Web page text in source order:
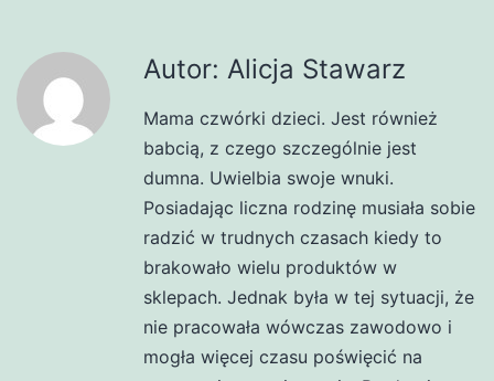
Autor: Alicja Stawarz
Mama czwórki dzieci. Jest również
babcią, z czego szczególnie jest
dumna. Uwielbia swoje wnuki.
Posiadając liczna rodzinę musiała sobie
radzić w trudnych czasach kiedy to
brakowało wielu produktów w
sklepach. Jednak była w tej sytuacji, że
nie pracowała wówczas zawodowo i
mogła więcej czasu poświęcić na